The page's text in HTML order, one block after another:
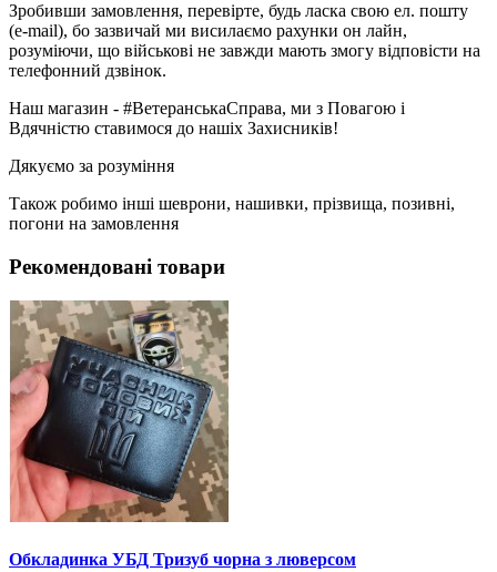
Зробивши замовлення, перевірте, будь ласка свою ел. пошту
(e-mail), бо зазвичай ми висилаємо рахунки он лайн,
розуміючи, що військові не завжди мають змогу відповісти на
телефонний дзвінок.
Наш магазин - #ВетеранськаСправа, ми з Повагою і
Вдячністю ставимося до нашіх Захисників!
Дякуємо за розуміння
Також робимо інші шеврони, нашивки, прізвища, позивні,
погони на замовлення
Рекомендовані товари
Обкладинка УБД Тризуб чорна з люверсом